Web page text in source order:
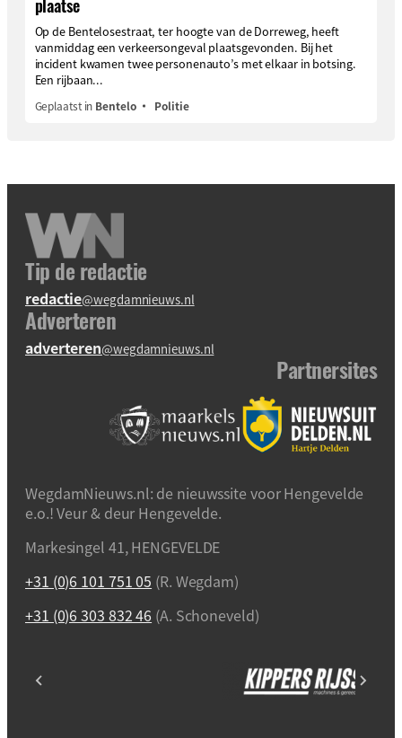
plaatse
Op de Bentelosestraat, ter hoogte van de Dorreweg, heeft
vanmiddag een verkeersongeval plaatsgevonden. Bij het
incident kwamen twee personenauto’s met elkaar in botsing.
Een rijbaan...
Geplaatst in Bentelo Politie
Tip de redactie
redactie@wegdamnieuws.nl
Adverteren
adverteren@wegdamnieuws.nl
Partnersites
WegdamNieuws.nl: de nieuwssite voor Hengevelde
e.o.! Veur & deur Hengevelde.
Markesingel 41, HENGEVELDE
+31 (0)6 101 751 05 (R. Wegdam)
+31 (0)6 303 832 46 (A. Schoneveld)